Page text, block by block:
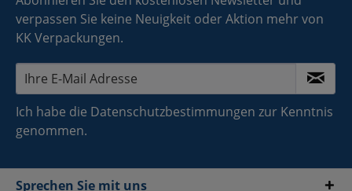
verpassen Sie keine Neuigkeit oder Aktion mehr von
KK Verpackungen.
Ich habe die Datenschutzbestimmungen zur Kenntnis
genommen.
Sprechen Sie mit uns